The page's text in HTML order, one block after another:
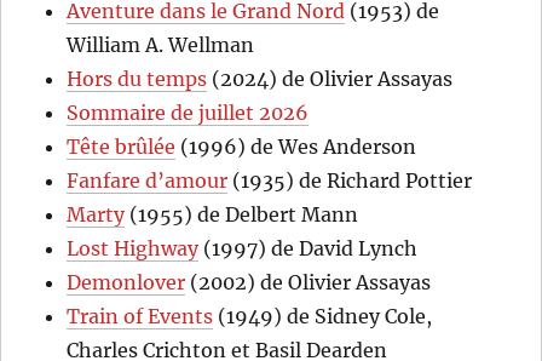
Aventure dans le Grand Nord (1953) de
William A. Wellman
Hors du temps (2024) de Olivier Assayas
Sommaire de juillet 2026
Tête brûlée (1996) de Wes Anderson
Fanfare d’amour (1935) de Richard Pottier
Marty(1955) de Delbert Mann
Lost Highway(1997) de David Lynch
Demonlover (2002) de Olivier Assayas
Train of Events (1949) de Sidney Cole,
Charles Crichton et Basil Dearden